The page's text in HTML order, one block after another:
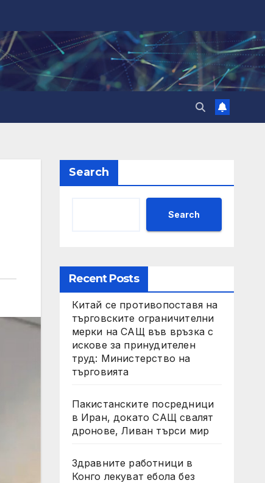
Search
Search
Recent Posts
Китай се противопоставя на
търговските ограничителни
мерки на САЩ във връзка с
искове за принудителен
труд: Министерство на
търговията
Пакистанските посредници
в Иран, докато САЩ свалят
дронове, Ливан търси мир
Здравните работници в
Конго лекуват ебола без